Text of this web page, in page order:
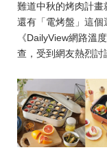
難道中秋的烤肉計畫
還有「電烤盤」這個
《DailyView網路溫
查，受到網友熱烈討